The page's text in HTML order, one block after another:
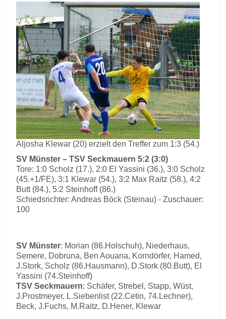
Aljosha Klewar (20) erzielt den Treffer zum 1:3 (54.)
SV Münster – TSV Seckmauern 5:2 (3:0)
Tore: 1:0 Scholz (17.), 2:0 El Yassini (36.), 3:0 Scholz
(45.+1/FE), 3:1 Klewar (54.), 3:2 Max Raitz (58.), 4:2
Butt (84.), 5:2 Steinhoff (86.)
Schiedsrichter: Andreas Böck (Steinau) - Zuschauer:
100
SV Münster: Morian (86.Holschuh), Niederhaus,
Semere, Dobruna, Ben Aouana, Korndörfer, Hamed,
J.Stork, Scholz (86.Hausmann), D.Stork (80.Butt), El
Yassini (74.Steinhoff)
TSV Seckmauern: Schäfer, Strebel, Stapp, Wüst,
J.Prostmeyer, L.Siebenlist (22.Cetin, 74.Lechner),
Beck, J.Fuchs, M.Raitz, D.Hener, Klewar